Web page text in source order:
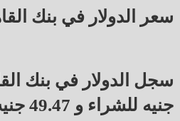
سعر الدولار في بنك
جنيه للشراء و 49.47 جنيه للبيع.